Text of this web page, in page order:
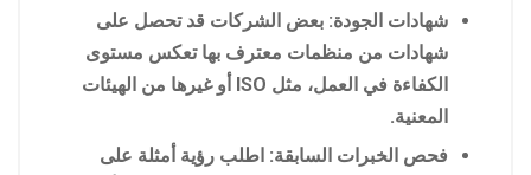
شهادات الجودة: بعض الشركات قد تحصل على
شهادات من منظمات معترف بها تعكس مستوى
الكفاءة في العمل، مثل ISO أو غيرها من الهيئات
المعنية.
فحص الخبرات السابقة: اطلب رؤية أمثلة على